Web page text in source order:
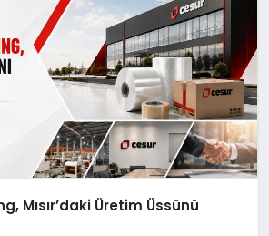
Mısır’daki Üretim Üssünü